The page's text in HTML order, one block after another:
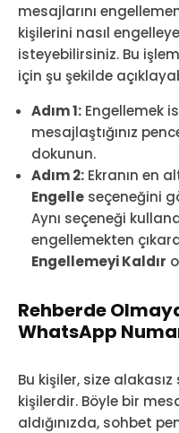
mesajlarını
kişilerini nasıl
isteyebilirsiniz. Bu
için şu şekilde
Adım 1: Engellemek
mesajlaştığınız
dokunun.
Adım 2: Ekranın en
Engelle seçeneğini
Aynı seçeneği
engellemekten
Engellemeyi Kaldır
Rehberde
WhatsApp
Bu kişiler, size
kişilerdir. Böyle bir
aldığınızda, sohbet